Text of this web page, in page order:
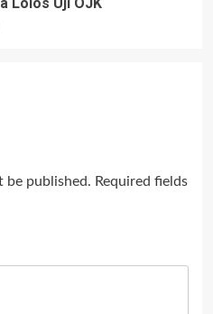
be published. Required fields